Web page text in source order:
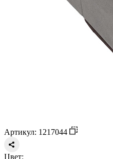
Артикул: 1217044
Цвет: